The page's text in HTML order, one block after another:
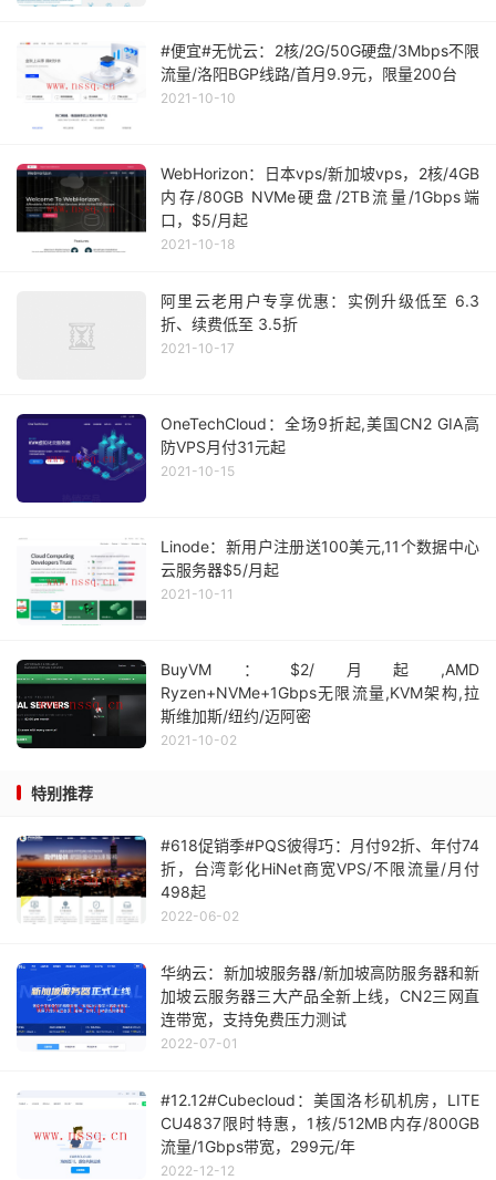
#便宜#无忧云：2核/2G/50G硬盘/3Mbps不限
流量/洛阳BGP线路/首月9.9元，限量200台
2021-10-10
WebHorizon：日本vps/新加坡vps，2核/4GB
内存/80GB NVMe硬盘/2TB流量/1Gbps端
口，$5/月起
2021-10-18
阿里云老用户专享优惠：实例升级低至 6.3
折、续费低至 3.5折
2021-10-17
OneTechCloud：全场9折起,美国CN2 GIA高
防VPS月付31元起
2021-10-15
Linode：新用户注册送100美元,11个数据中心
云服务器$5/月起
2021-10-11
BuyVM：$2/月起,AMD
Ryzen+NVMe+1Gbps无限流量,KVM架构,拉
斯维加斯/纽约/迈阿密
2021-10-02
特别推荐
#618促销季#PQS彼得巧：月付92折、年付74
折，台湾彰化HiNet商宽VPS/不限流量/月付
498起
2022-06-02
华纳云：新加坡服务器/新加坡高防服务器和新
加坡云服务器三大产品全新上线，CN2三网直
连带宽，支持免费压力测试
2022-07-01
#12.12#Cubecloud：美国洛杉矶机房，LITE
CU4837限时特惠，1核/512MB内存/800GB
流量/1Gbps带宽，299元/年
2022-12-12